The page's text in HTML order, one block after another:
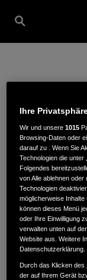
Lange Straße 19,
ROUTENPLANUNG
WEBSITE
Ihre
Wir und unsere1015
Browsing-Daten oder
darauf zu . Wenn Sie
Technologien die
Folgendes
von Alle ablehnen
Technologien
möglicherweise Inhalte
können dieses Menü
oder Ihre Einwilligung
verwalten unten auf
Website aus. Weitere
Datenschutzerklärung.
Durch das Klicken des
der auf Ihrem Gerät